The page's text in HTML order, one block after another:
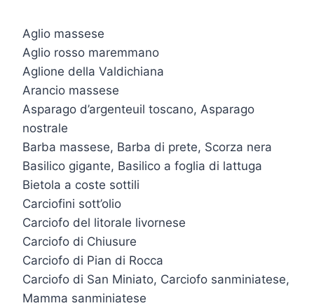
Aglio massese
Aglio rosso maremmano
Aglione della Valdichiana
Arancio massese
Asparago d’argenteuil toscano, Asparago
nostrale
Barba massese, Barba di prete, Scorza nera
Basilico gigante, Basilico a foglia di lattuga
Bietola a coste sottili
Carciofini sott’olio
Carciofo del litorale livornese
Carciofo di Chiusure
Carciofo di Pian di Rocca
Carciofo di San Miniato, Carciofo sanminiatese,
Mamma sanminiatese